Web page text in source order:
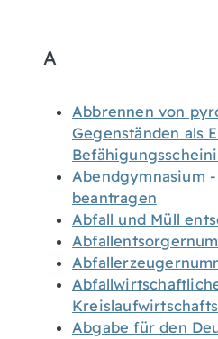
A
Abbrennen von
Gegenständen als
Abendgymnasium
beantragen
Abfall und Müll
Abgabe für den